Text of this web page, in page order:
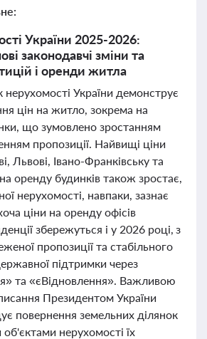
України 2025-2026:
законодавчі зміни та
і оренди житла
України демонструє
цін на житло, зокрема на
що зумовлено зростанням
пропозиції. Найвищі ціни
Львові, Івано-Франківську та
оренду будинків також зростає,
нерухомості, навпаки, зазнає
ціни на оренду офісів
збережуться і у 2026 році, з
пропозиції та стабільного
підтримки через
та «єВідновлення». Важливою
Президентом України
повернення земельних ділянок
нерухомості їх